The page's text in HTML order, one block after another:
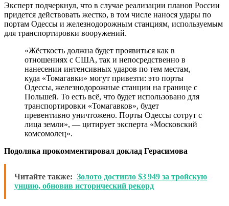
Эксперт подчеркнул, что в случае реализации планов России
придется действовать жестко, в том числе нанося удары по
портам Одессы и железнодорожным станциям, используемым
для транспортировки вооружений.
«Жёсткость должна будет проявиться как в
отношениях с США, так и непосредственно в
нанесении интенсивных ударов по тем местам,
куда «Томагавки» могут привезти: это порты
Одессы, железнодорожные станции на границе с
Польшей. То есть всё, что будет использовано для
транспортировки «Томагавков», будет
превентивно уничтожено. Порты Одессы сотрут с
лица земли», — цитирует эксперта «Московский
комсомолец».
Подоляка прокомментировал доклад Герасимова
Читайте также: Золото достигло $3 949 за тройскую
унцию, обновив исторический рекорд